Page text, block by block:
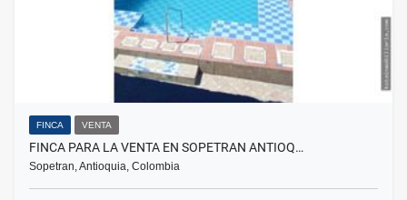
FINCA VENTA
FINCA PARA LA VENTA EN SOPETRAN ANTIOQ…
Sopetran, Antioquia, Colombia